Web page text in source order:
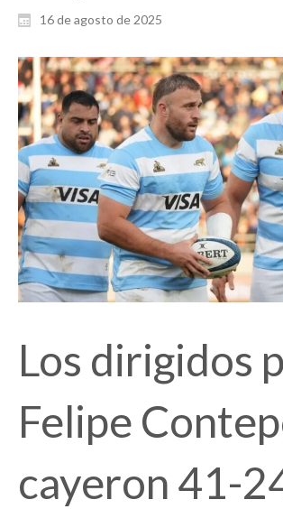
16 de agosto de 2025
Los dirigidos
Felipe
cayeron 41-